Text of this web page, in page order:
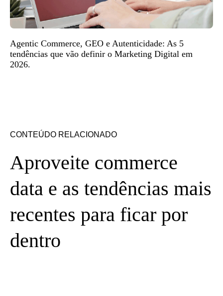
Agentic Commerce, GEO e Autenticidade: As 5
tendências que vão definir o Marketing Digital em
2026.
CONTEÚDO RELACIONADO
Aproveite commerce
data e as tendências mais
recentes para ficar por
dentro